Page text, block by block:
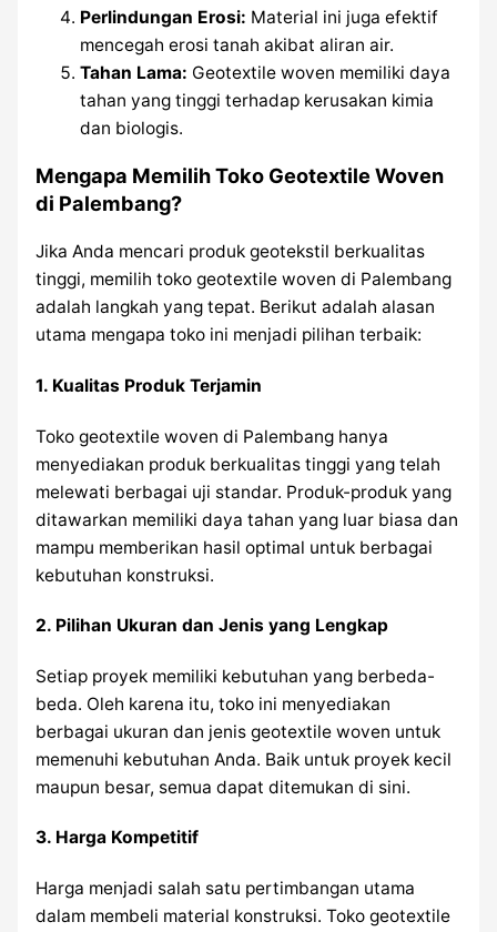
Perlindungan Erosi: Material ini juga efektif
mencegah erosi tanah akibat aliran air.
Tahan Lama: Geotextile woven memiliki daya
tahan yang tinggi terhadap kerusakan kimia
dan biologis.
Mengapa Memilih Toko Geotextile Woven
di Palembang?
Jika Anda mencari produk geotekstil berkualitas
tinggi, memilih toko geotextile woven di Palembang
adalah langkah yang tepat. Berikut adalah alasan
utama mengapa toko ini menjadi pilihan terbaik:
1. Kualitas Produk Terjamin
Toko geotextile woven di Palembang hanya
menyediakan produk berkualitas tinggi yang telah
melewati berbagai uji standar. Produk-produk yang
ditawarkan memiliki daya tahan yang luar biasa dan
mampu memberikan hasil optimal untuk berbagai
kebutuhan konstruksi.
2. Pilihan Ukuran dan Jenis yang Lengkap
Setiap proyek memiliki kebutuhan yang berbeda-
beda. Oleh karena itu, toko ini menyediakan
berbagai ukuran dan jenis geotextile woven untuk
memenuhi kebutuhan Anda. Baik untuk proyek kecil
maupun besar, semua dapat ditemukan di sini.
3. Harga Kompetitif
Harga menjadi salah satu pertimbangan utama
dalam membeli material konstruksi. Toko geotextile